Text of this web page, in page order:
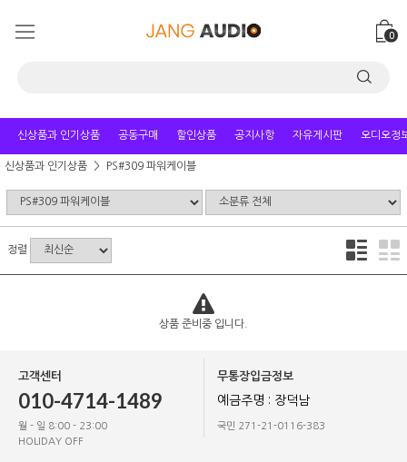
0
신상품과 인기상품 공동구매 할인상품 공지사항 자유게시판 오디오정
신상품과 인기상품 PS#309 파워케이블
정렬
상품 준비중 입니다.
고객센터
010-4714-1489
월 - 일 8:00 - 23:00
HOLIDAY OFF
무통장입금정보
예금주명 : 장덕남
국민 271-21-0116-383